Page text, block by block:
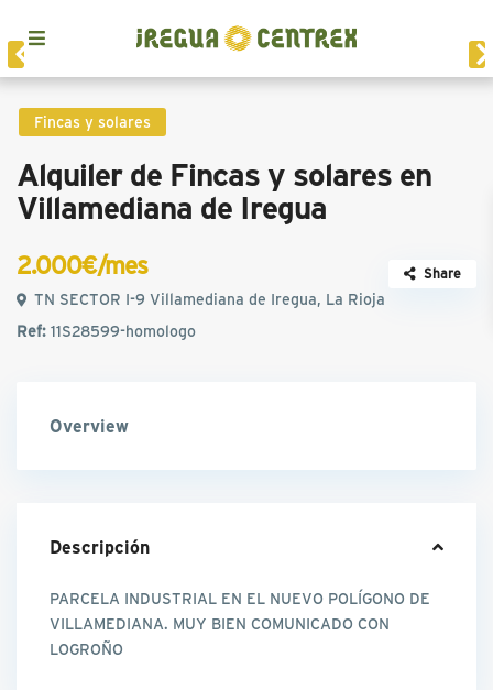
Fincas y solares
Alquiler de Fincas y solares en
Villamediana de Iregua
2.000€/mes
TN SECTOR I-9 Villamediana de Iregua, La Rioja
Ref:11S28599-homologo
Share
Overview
Descripción
PARCELA INDUSTRIAL EN EL NUEVO POLÍGONO DE
VILLAMEDIANA. MUY BIEN COMUNICADO CON
LOGROÑO